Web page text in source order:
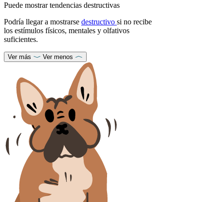
Puede mostrar tendencias destructivas
Podría llegar a mostrarse destructivo si no recibe
los estímulos físicos, mentales y olfativos
suficientes.
Ver más Ver menos